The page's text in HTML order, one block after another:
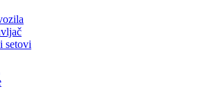
setovi